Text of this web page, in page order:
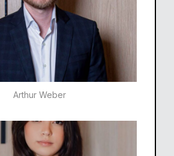
Arthur Weber